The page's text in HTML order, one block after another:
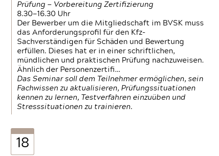
Prüfung — Vorbereitung Zertifizierung
8.30—16.30 Uhr
Der Bewerber um die Mitgliedschaft im BVSK muss
das Anforderungsprofil für den Kfz-
Sachverständigen für Schäden und Bewertung
erfüllen. Dieses hat er in einer schriftlichen,
mündlichen und praktischen Prüfung nachzuweisen.
Ähnlich der Personenzertifi…
Das Seminar soll dem Teilnehmer ermöglichen, sein
Fachwissen zu aktualisieren, Prüfungssituationen
kennen zu lernen, Testverfahren einzuüben und
Stresssituationen zu trainieren.
18